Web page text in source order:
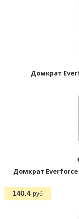
Домкрат
Домкрат Everforce
140.4 руб